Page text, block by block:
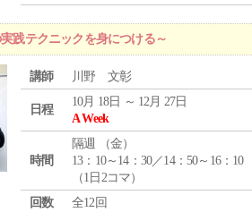
践テクニックを身につける～
講師 川野 文彰
日程
10月 18日 ～ 12月 27日
A Week
時間
隔週 （金）
13：10～14：30／14：50～16：10
（1日2コマ）
回数
全12回